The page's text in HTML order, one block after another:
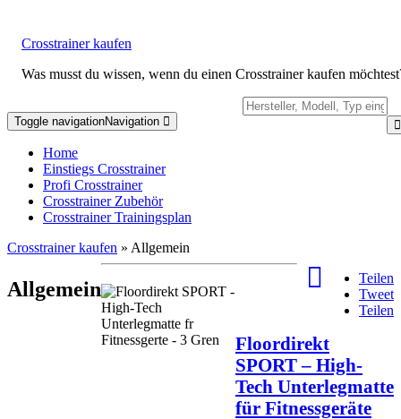
Crosstrainer kaufen
Was musst du wissen, wenn du einen Crosstrainer kaufen
Toggle navigationNavigation
Home
Einstiegs Crosstrainer
Profi Crosstrainer
Crosstrainer Zubehör
Crosstrainer Trainingsplan
Crosstrainer kaufen » Allgemein
Teilen
Tweet
Teilen
Allgemein
Floordirekt
SPORT – High-
Tech Unterlegmatte
für Fitnessgeräte